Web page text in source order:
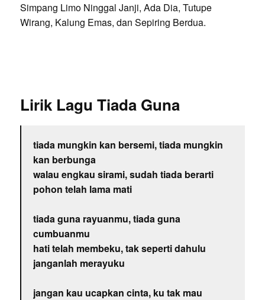
Simpang Limo Ninggal Janji, Ada Dia, Tutupe
Wirang, Kalung Emas, dan Sepiring Berdua.
Lirik Lagu Tiada Guna
tiada mungkin kan bersemi, tiada mungkin
kan berbunga
walau engkau sirami, sudah tiada berarti
pohon telah lama mati
tiada guna rayuanmu, tiada guna
cumbuanmu
hati telah membeku, tak seperti dahulu
janganlah merayuku
jangan kau ucapkan cinta, ku tak mau